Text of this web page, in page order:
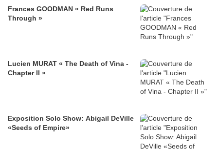
Frances GOODMAN « Red Runs
Through »
Lucien MURAT « The Death of Vina -
Chapter II »
Exposition Solo Show: Abigail DeVille
«Seeds of Empire»